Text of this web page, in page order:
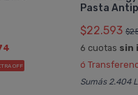
OFF
Pasta
$22.593
6 cuotas sin
ó
Sumás 2.404